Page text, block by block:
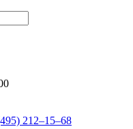
212–15–68